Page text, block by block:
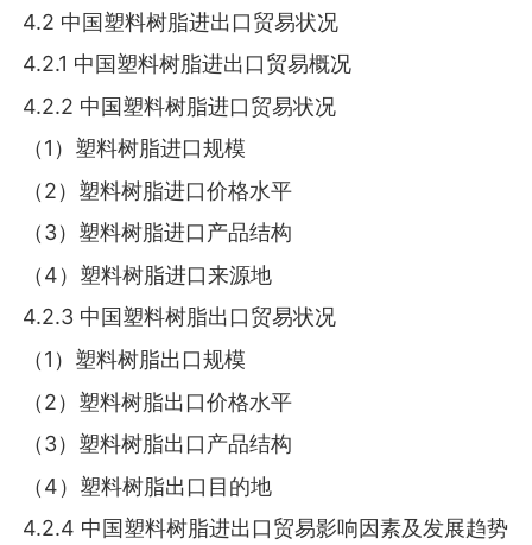
4.2 中国塑料树脂进出口贸易状况
4.2.1 中国塑料树脂进出口贸易概况
4.2.2 中国塑料树脂进口贸易状况
（1）塑料树脂进口规模
（2）塑料树脂进口价格水平
（3）塑料树脂进口产品结构
（4）塑料树脂进口来源地
4.2.3 中国塑料树脂出口贸易状况
（1）塑料树脂出口规模
（2）塑料树脂出口价格水平
（3）塑料树脂出口产品结构
（4）塑料树脂出口目的地
4.2.4 中国塑料树脂进出口贸易影响因素及发展趋势